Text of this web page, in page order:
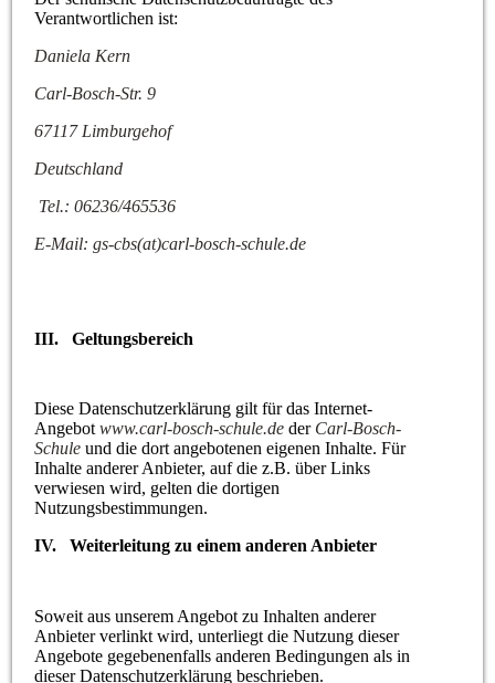
Verantwortlichen ist:
Daniela Kern
Carl-Bosch-Str. 9
67117 Limburgehof
Deutschland
Tel.: 06236/465536
E-Mail: gs-cbs(at)carl-bosch-schule.de
III. Geltungsbereich
Diese Datenschutzerklärung gilt für das Internet-
Angebotwww.carl-bosch-schule.de der Carl-Bosch-
Schule und die dort angebotenen eigenen Inhalte. Für
Inhalte anderer Anbieter, auf die z.B. über Links
verwiesen wird, gelten die dortigen
Nutzungsbestimmungen.
IV. Weiterleitung zu einem anderen Anbieter
Soweit aus unserem Angebot zu Inhalten anderer
Anbieter verlinkt wird, unterliegt die Nutzung dieser
Angebote gegebenenfalls anderen Bedingungen als in
dieser Datenschutzerklärung beschrieben.